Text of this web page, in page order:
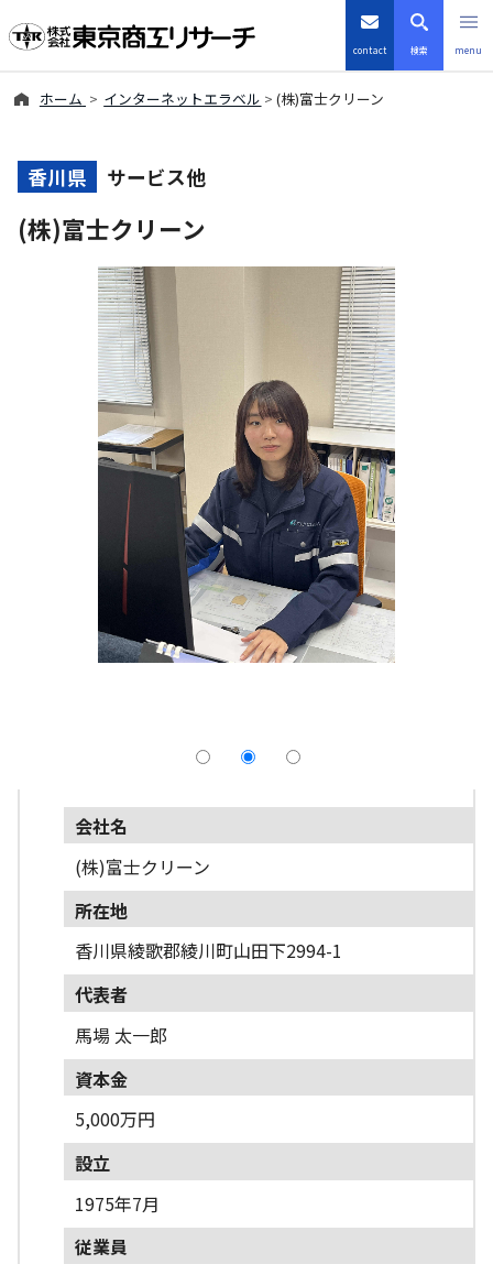
contact 検索 menu
TSRデータインサイト
TSR-PLUS
会社案内
商品・サービス
導入事例
採用情報
よくあるご質問
English
ホーム インターネットエラベル (株)富士クリーン
香川県 サービス他
(株)富士クリーン
会社名
(株)富士クリーン
所在地
香川県綾歌郡綾川町山田下2994-1
代表者
馬場 太一郎
資本金
5,000万円
設立
1975年7月
従業員